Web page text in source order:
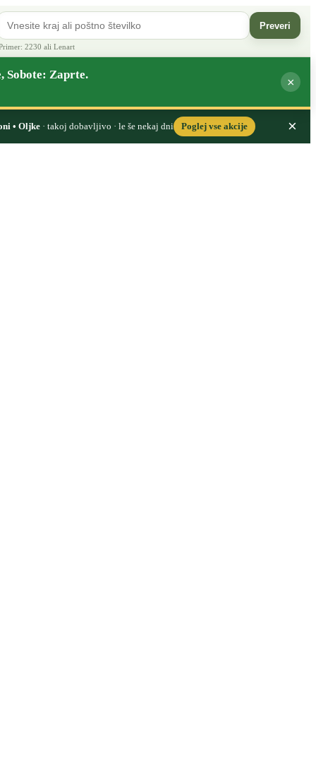
Preveri
2230 ali Lenart
Sobote: Zaprte.
×
• Oljke· takoj dobavljivo · le še nekaj dni Poglej vse akcije ×